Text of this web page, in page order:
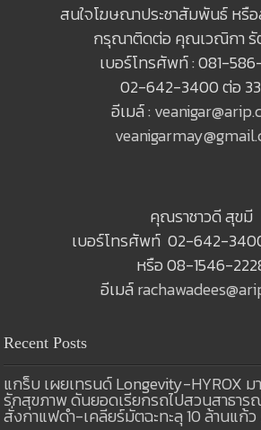
สนใจโฆษณาประชาสัมพันธ์ หรื
กรุณาติดต่อ คุณเวณิกา รั
เบอร์โทรศัพท์ : 081-
02-642-3400 ต่อ
อีเมล์ :
คุณราชาวดี สุขมี
เบอร์โทรศัพท์ 02-642-
หรือ 08-1546-
อีเมล์
Recent Posts
แกร็บ เผยเทรนด์ Longevity-HYROX
รักสุขภาพ ดันยอดเรียกรถไปสวนสาธาร
สั่งกาแฟดำ-เคลียร์มัตฉะทะลุ 10 ล้านแก้ว